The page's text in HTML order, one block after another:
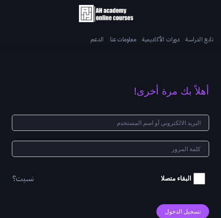
تابع الدراسة دورات الأكاديمية معلومات عنا الدعم
أهلاً بك مرة أخرى!
البقاء متصلا نسيت؟
تسجيل الدخول